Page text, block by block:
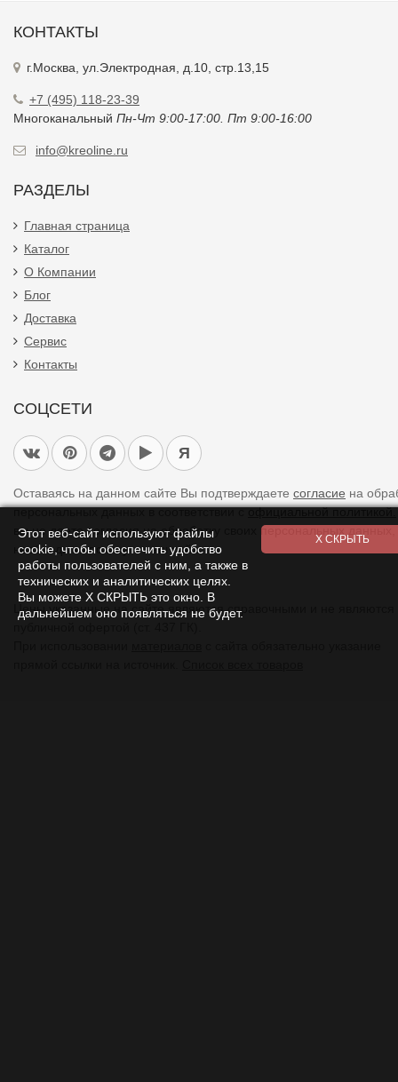
КОНТАКТЫ
г.Москва, ул.Электродная, д.10, стр.13,15
+7 (495) 118-23-39
Многоканальный Пн-Чт 9:00-17:00. Пт 9:00-16:00
info@kreoline.ru
РАЗДЕЛЫ
Главная страница
Каталог
О Компании
Блог
Доставка
Сервис
Контакты
СОЦСЕТИ
Я
Оставаясь на данном сайте Вы подтверждаете согласие на
персональных данных в соответствии софициальной политикой.
вы не даете согласия на обработку своих персональных
необходимо покинуть наш сайт.
Цены указанные на сайте являются справочными и не являются
Этот веб-сайт используют файлы
cookie, чтобы обеспечить удобство
работы пользователей с ним, а также в
технических и аналитических целях.
Вы можете Х СКРЫТЬ это окно. В
дальнейшем оно появляться не будет.